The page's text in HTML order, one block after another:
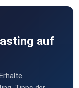
ist. Ein
für Sie
auf